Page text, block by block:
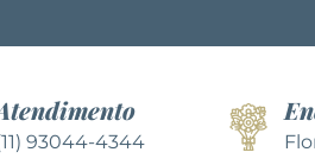
93044-4344